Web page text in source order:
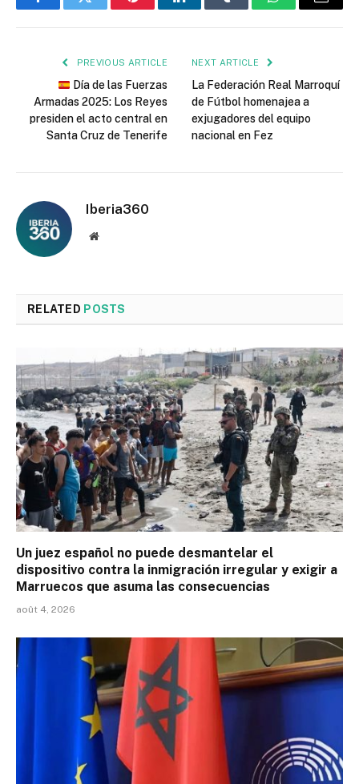
FacebookTwitter PinterestLinkedInTumblr WhatsAppEmail
PREVIOUS ARTICLE
Día de las Fuerzas
Armadas 2025: Los Reyes
presiden el acto central en
Santa Cruz de Tenerife
NEXT ARTICLE
La Federación Real Marroquí
de Fútbol homenajea a
exjugadores del equipo
nacional en Fez
Iberia360
Website
RELATED POSTS
Un juez español no puede desmantelar el
dispositivo contra la inmigración irregular y exigir a
Marruecos que asuma las consecuencias
août 4, 2026